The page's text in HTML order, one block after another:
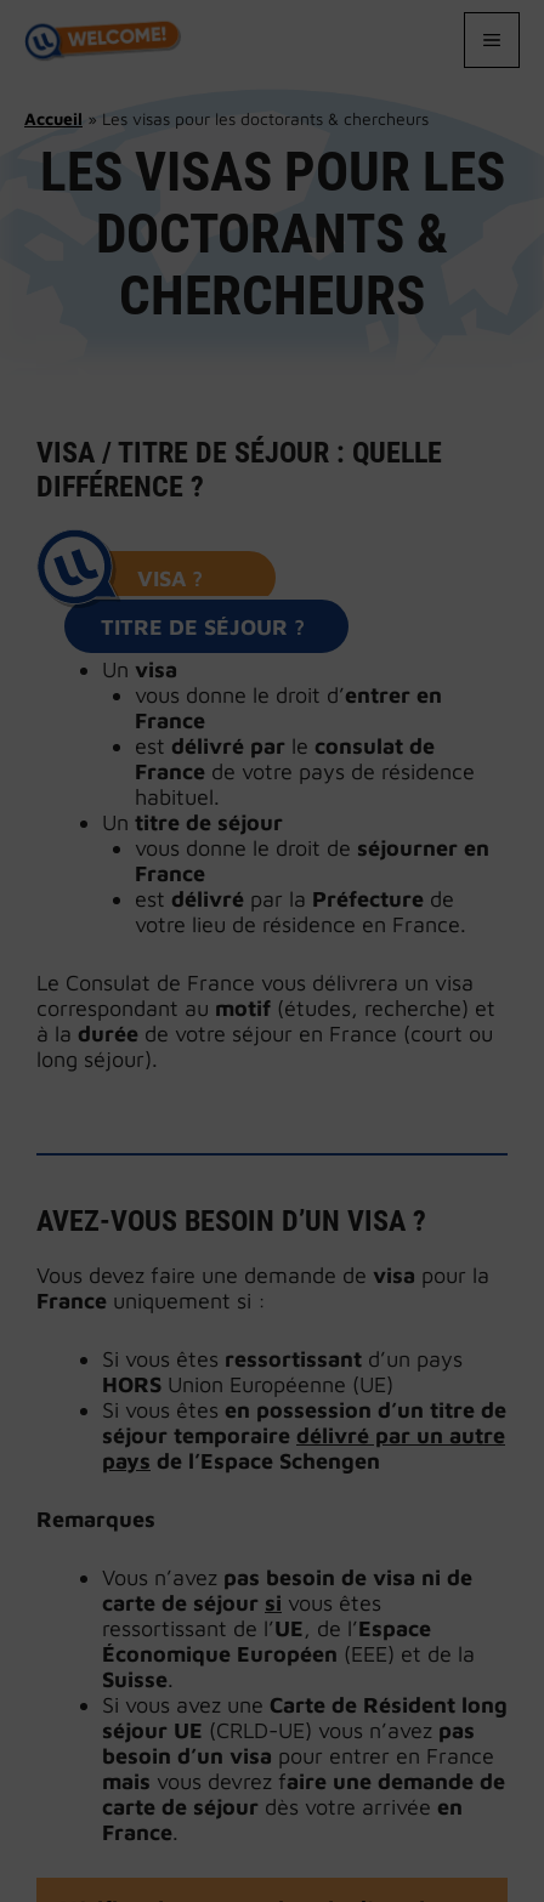
contenu
Accueil » Les visas pour les doctorants & chercheurs
LES VISAS POUR LES
DOCTORANTS &
CHERCHEURS
VISA / TITRE DE SÉJOUR : QUELLE
DIFFÉRENCE ?
Un visa
vous donne le droit d’entrer en
France
est délivré par le consulat de
France de votre pays de résidence
habituel.
Un titre de séjour
vous donne le droit de séjourner en
France
est délivré par la Préfecture de
votre lieu de résidence en France.
Le Consulat de France vous délivrera un visa
correspondant au motif (études, recherche) et
à la durée de votre séjour en France (court ou
long séjour).
VISA ?
TITRE DE SÉJOUR ?
AVEZ-VOUS BESOIN D’UN VISA ?
Vous devez faire une demande de visa pour la
France uniquement si :
Si vous êtes ressortissant d’un pays
HORS Union Européenne (UE)
Si vous êtes en possession d’un titre de
séjour temporaire délivré par un autre
pays de l’Espace Schengen
Remarques
Vous n’avez pas besoin de visa ni de
carte de séjour si vous êtes
ressortissant de l’UE, de l’Espace
Économique Européen (EEE) et de la
Suisse.
Si vous avez une Carte de Résident long
séjour UE (CRLD-UE) vous n’avez pas
besoin d’un visa pour entrer en France
mais vous devrez faire une demande de
carte de séjour dès votre arrivée en
France.